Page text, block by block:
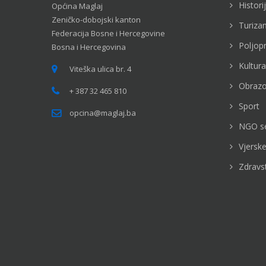
Općina Maglaj
Zeničko-dobojski kanton
Federacija Bosne i Hercegovine
Bosna i Hercegovina
Viteška ulica br. 4
+ 387 32 465 810
opcina@maglaj.ba
Kultura
Sport
NGO